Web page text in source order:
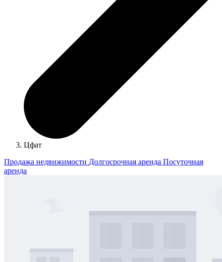
Цфат
Продажа недвижимости Долгосрочная аренда Посуточная
аренда